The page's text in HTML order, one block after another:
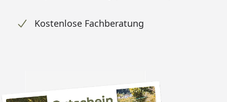
Kostenlose Fachberatung